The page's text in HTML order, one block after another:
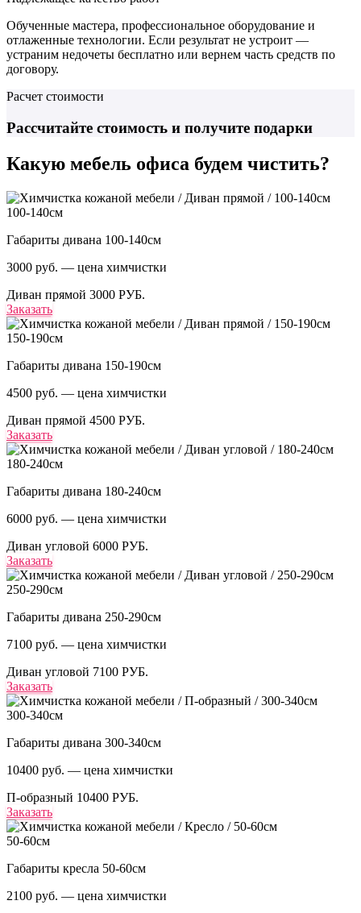
Обученные мастера, профессиональное оборудование и
отлаженные технологии. Если результат не устроит —
устраним недочеты бесплатно или вернем часть средств по
договору.
Расчет стоимости
Рассчитайте стоимость и получите подарки
Какую мебель офиса будем чистить?
100-140см
Габариты дивана 100-140см
3000 руб. — цена химчистки
Диван прямой 3000 РУБ.
Заказать
150-190см
Габариты дивана 150-190см
4500 руб. — цена химчистки
Диван прямой 4500 РУБ.
Заказать
180-240см
Габариты дивана 180-240см
6000 руб. — цена химчистки
Диван угловой 6000 РУБ.
Заказать
250-290см
Габариты дивана 250-290см
7100 руб. — цена химчистки
Диван угловой 7100 РУБ.
Заказать
300-340см
Габариты дивана 300-340см
10400 руб. — цена химчистки
П-образный 10400 РУБ.
Заказать
50-60см
Габариты кресла 50-60см
2100 руб. — цена химчистки